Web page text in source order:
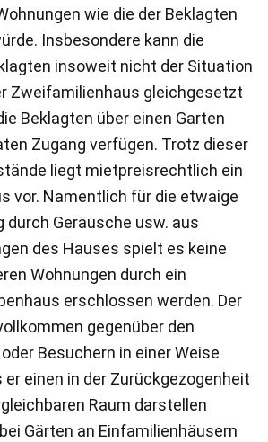
wie die der Beklagten
Insbesondere kann die
insoweit nicht der Situation
Zweifamilienhaus gleichgesetzt
Beklagten über einen Garten
Zugang verfügen. Trotz dieser
liegt mietpreisrechtlich ein
vor. Namentlich für die etwaige
durch Geräusche usw. aus
des Hauses spielt es keine
Wohnungen durch ein
erschlossen werden. Der
gegenüber den
Besuchern in einer Weise
einen in der Zurückgezogenheit
Raum darstellen
Gärten an Einfamilienhäusern